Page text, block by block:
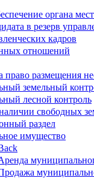
органа
в резерв
кадров
отношений
право размещения
земельный
лесной контроль
свободных
раздел
имущество